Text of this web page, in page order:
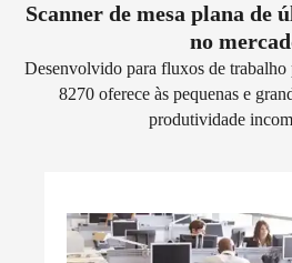
Scanner de mesa plana de
no
Desenvolvido para fluxos de
8270 oferece às pequenas e
produtividade